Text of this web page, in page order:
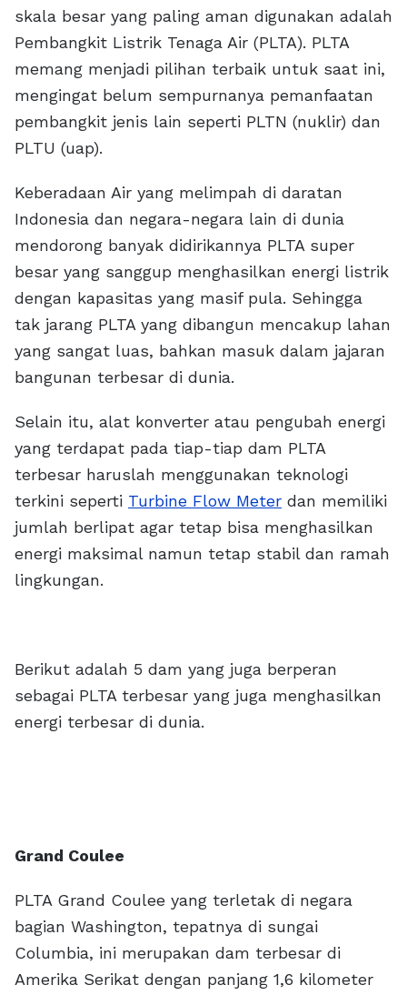
skala besar yang paling aman digunakan adalah
Pembangkit Listrik Tenaga Air (PLTA). PLTA
memang menjadi pilihan terbaik untuk saat ini,
mengingat belum sempurnanya pemanfaatan
pembangkit jenis lain seperti PLTN (nuklir) dan
PLTU (uap).
Keberadaan Air yang melimpah di daratan
Indonesia dan negara-negara lain di dunia
mendorong banyak didirikannya PLTA super
besar yang sanggup menghasilkan energi listrik
dengan kapasitas yang masif pula. Sehingga
tak jarang PLTA yang dibangun mencakup lahan
yang sangat luas, bahkan masuk dalam jajaran
bangunan terbesar di dunia.
Selain itu, alat konverter atau pengubah energi
yang terdapat pada tiap-tiap dam PLTA
terbesar haruslah menggunakan teknologi
terkini seperti Turbine Flow Meter dan memiliki
jumlah berlipat agar tetap bisa menghasilkan
energi maksimal namun tetap stabil dan ramah
lingkungan.
Berikut adalah 5 dam yang juga berperan
sebagai PLTA terbesar yang juga menghasilkan
energi terbesar di dunia.
Grand Coulee
PLTA Grand Coulee yang terletak di negara
bagian Washington, tepatnya di sungai
Columbia, ini merupakan dam terbesar di
Amerika Serikat dengan panjang 1,6 kilometer